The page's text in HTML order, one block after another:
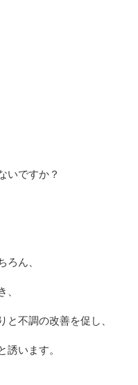
いですか？
ろん、
、
と不調の改善を促し、
誘います。